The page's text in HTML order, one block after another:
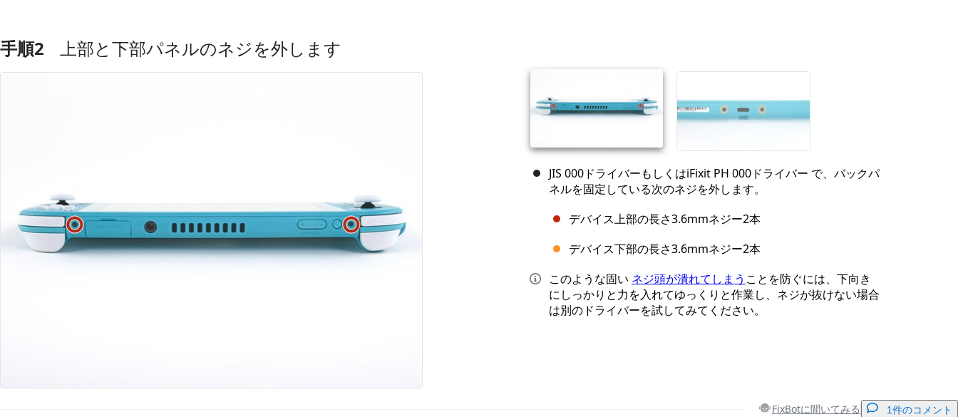
コメントを追加
キャンセル
手順2 上部と下部パネルのネジを外します
JIS 000ドライバーもしくはiFixit PH 000ドライバー で、バックパ
ネルを固定している次のネジを外します。
デバイス上部の長さ3.6mmネジー2本
デバイス下部の長さ3.6mmネジー2本
このような固い ネジ頭が潰れてしまう ことを防ぐには、下向き
にしっかりと力を入れてゆっくりと作業し、ネジが抜けない場合
は別のドライバーを試してみてください。
FixBotに聞いてみる 1件のコメント